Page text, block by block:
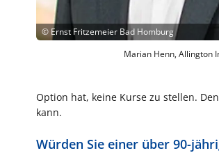
© Ernst Fritzemeier Bad Homburg
Marian Henn, Allington
Option hat, keine Kurse zu stellen.
kann.
Würden Sie einer über 90-